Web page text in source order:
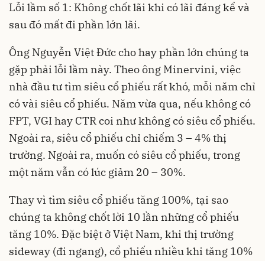
Lỗi lầm số 1: Không chốt lãi khi có lãi đáng kể và
sau đó mất đi phần lớn lãi.
Ông Nguyễn Việt Đức cho hay phần lớn chúng ta
gặp phải lỗi lầm này. Theo ông Minervini, việc
nhà đầu tư tìm siêu cổ phiếu rất khó, mỗi năm chỉ
có vài siêu cổ phiếu. Năm vừa qua, nếu không có
FPT, VGI hay CTR coi như không có siêu cổ phiếu.
Ngoài ra, siêu cổ phiếu chỉ chiếm 3 – 4% thị
trường. Ngoài ra, muốn có siêu cổ phiếu, trong
một năm vẫn có lúc giảm 20 – 30%.
Thay vì tìm siêu cổ phiếu tăng 100%, tại sao
chúng ta không chốt lời 10 lần những cổ phiếu
tăng 10%. Đặc biệt ở Việt Nam, khi thị trường
sideway (đi ngang), cổ phiếu nhiều khi tăng 10%